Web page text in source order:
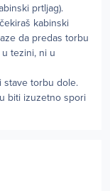
prtljag).
kabinski
da predas torbu
tezini, ni u
stave torbu dole.
biti izuzetno spori